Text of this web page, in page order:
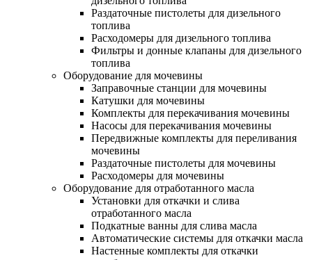
Раздаточные пистолеты для дизельного
топлива
Расходомеры для дизельного топлива
Фильтры и донные клапаны для дизельного
топлива
Оборудование для мочевины
Заправочные станции для мочевины
Катушки для мочевины
Комплекты для перекачивания мочевины
Насосы для перекачивания мочевины
Передвижные комплекты для переливания
мочевины
Раздаточные пистолеты для мочевины
Расходомеры для мочевины
Оборудование для отработанного масла
Установки для откачки и слива
отработанного масла
Подкатные ванны для слива масла
Автоматические системы для откачки масла
Настенные комплекты для откачки